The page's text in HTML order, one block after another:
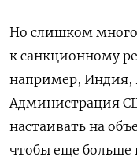
Но слишком
к санкционному
например, Индия,
Администрация
настаивать на
чтобы еще больше